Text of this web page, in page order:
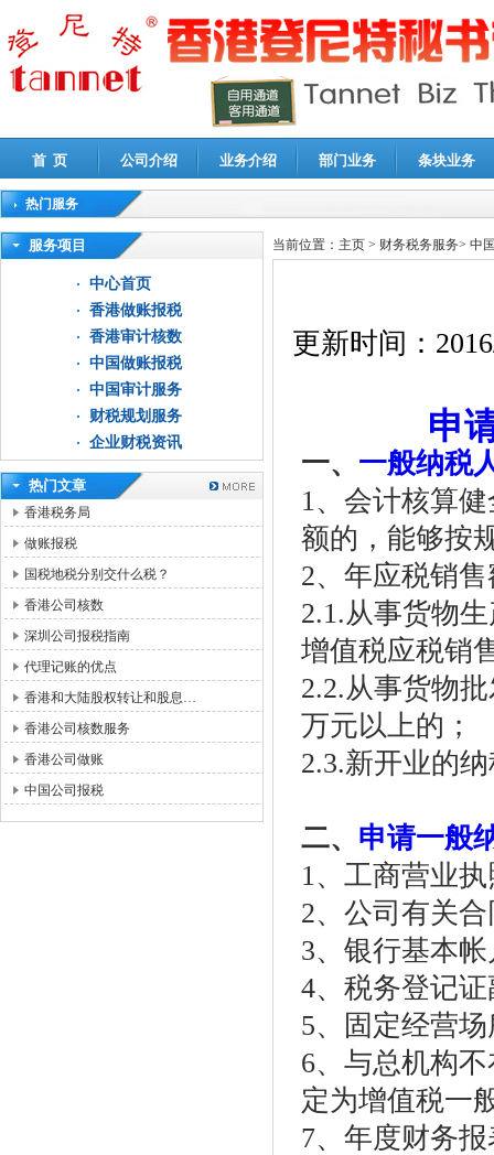
首 页 公司介绍 业务介绍 部门业务 条块业务
热门服务
高新技术企业认定审计|企业所得税汇算清缴申报鉴证
服务项目
中心首页
香港做账报税
香港审计核数
中国做账报税
中国审计服务
财税规划服务
企业财税资讯
热门文章
香港税务局
做账报税
国税地税分别交什么税？
香港公司核数
深圳公司报税指南
代理记账的优点
香港和大陆股权转让和股息…
香港公司核数服务
香港公司做账
中国公司报税
当前位置： 主页 > 财务税务服务> 中
更新时间：
申
一、 一般纳税
1、会计核算
额的，能够按
2、年应税销
2.1.从事货物
增值税应税销
2.2.从事货物
万元以上的；
2.3.新开业的
二、 申请一般
1、工商营业
2、公司有关
3、银行基本
4、税务登记
5、固定经营
6、与总机构
定为增值税一
7、年度财务